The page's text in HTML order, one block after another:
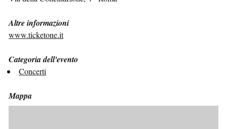
Altre informazioni
www.ticketone.it
Categoria dell'evento
Concerti
Mappa